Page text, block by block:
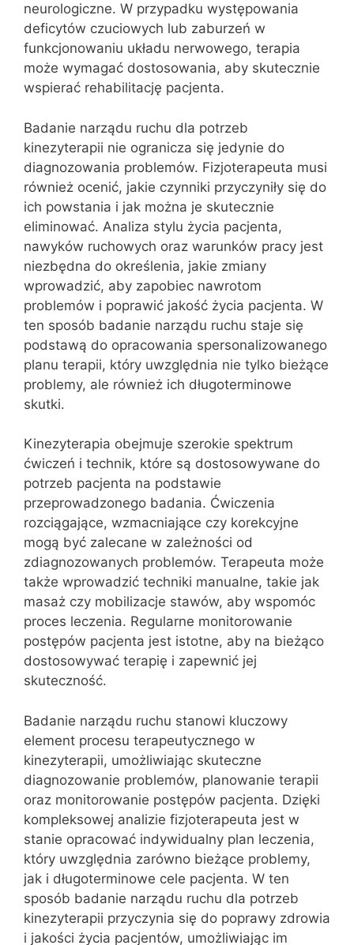
neurologiczne. W przypadku występowania
deficytów czuciowych lub zaburzeń w
funkcjonowaniu układu nerwowego, terapia
może wymagać dostosowania, aby skutecznie
wspierać rehabilitację pacjenta.
Badanie narządu ruchu dla potrzeb
kinezyterapii nie ogranicza się jedynie do
diagnozowania problemów. Fizjoterapeuta musi
również ocenić, jakie czynniki przyczyniły się do
ich powstania i jak można je skutecznie
eliminować. Analiza stylu życia pacjenta,
nawyków ruchowych oraz warunków pracy jest
niezbędna do określenia, jakie zmiany
wprowadzić, aby zapobiec nawrotom
problemów i poprawić jakość życia pacjenta. W
ten sposób badanie narządu ruchu staje się
podstawą do opracowania spersonalizowanego
planu terapii, który uwzględnia nie tylko bieżące
problemy, ale również ich długoterminowe
skutki.
Kinezyterapia obejmuje szerokie spektrum
ćwiczeń i technik, które są dostosowywane do
potrzeb pacjenta na podstawie
przeprowadzonego badania. Ćwiczenia
rozciągające, wzmacniające czy korekcyjne
mogą być zalecane w zależności od
zdiagnozowanych problemów. Terapeuta może
także wprowadzić techniki manualne, takie jak
masaż czy mobilizacje stawów, aby wspomóc
proces leczenia. Regularne monitorowanie
postępów pacjenta jest istotne, aby na bieżąco
dostosowywać terapię i zapewnić jej
skuteczność.
Badanie narządu ruchu stanowi kluczowy
element procesu terapeutycznego w
kinezyterapii, umożliwiając skuteczne
diagnozowanie problemów, planowanie terapii
oraz monitorowanie postępów pacjenta. Dzięki
kompleksowej analizie fizjoterapeuta jest w
stanie opracować indywidualny plan leczenia,
który uwzględnia zarówno bieżące problemy,
jak i długoterminowe cele pacjenta. W ten
sposób badanie narządu ruchu dla potrzeb
kinezyterapii przyczynia się do poprawy zdrowia
i jakości życia pacjentów, umożliwiając im